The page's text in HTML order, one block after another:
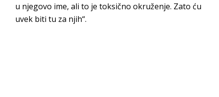
u njegovo ime, ali to je toksično okruženje. Zato ću
uvek biti tu za njih“.